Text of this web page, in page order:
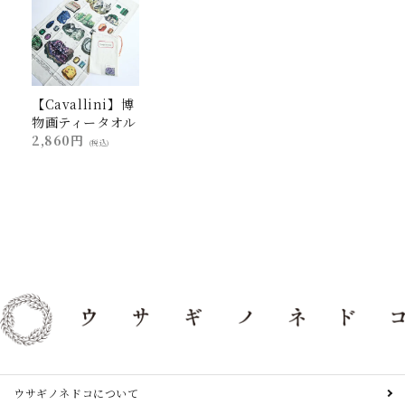
【Cavallini】博
物画ティータオル
2,860円
(税込)
ウサギノネドコについて